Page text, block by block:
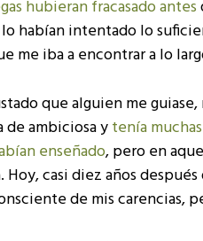
hubieran fracasado antes
habían intentado lo
me iba a encontrar a lo
que alguien me
de ambiciosa ytenía
enseñado, pero en
Hoy, casi diez años
de mis carencias,